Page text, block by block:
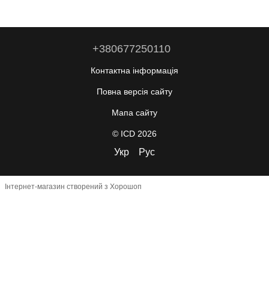
+380677250110
Контактна інформація
Повна версія сайту
Мапа сайту
© ICD 2026
Укр Рус
Інтернет-магазин створений з Хорошоп